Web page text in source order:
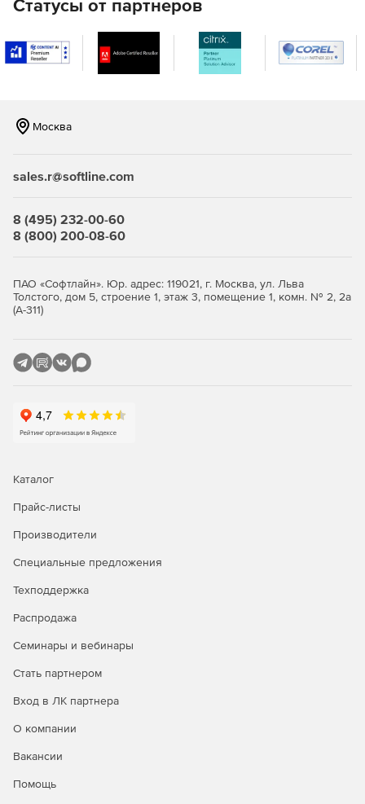
Версии
EV Toolbox Standard: коммерческая
Неограниченное число AR и VR проектов со
Пользователь сам устанавливает цену за проект.
уже включено.
Пополняемые библиотеки 3D моделей и готовых
Поддержка Windows OS, Android OS, OS X и iOS; Linux
по запросу.
EV Toolbox Standard Edu:
образовательная версия
ничем не отличается от коммерческой. Единственное
экспорте AR и VR проекта в любой из доступных
Система обучения: видео уроки, образовательные
выездные мастер-классы, учебно-методический
Обновления текущей версии в течение срока
действия лицензии.
VR проектов для обучения и использования.
Гибкая система скидок для оснащения компьютерных
классов.
Наличие бессрочной лицензии.
Статусы от партнеров
Москва
sales.r@softline.com
8 (495) 232-00-60
8 (800) 200-08-60
ПАО «Софтлайн». Юр. адрес: 119021, г. Москва, ул. Льва
Толстого, дом 5, строение 1, этаж 3, помещение 1, комн. № 2, 2а
(А-311)
Каталог
Прайс-листы
Производители
Специальные предложения
Техподдержка
Распродажа
Семинары и вебинары
Стать партнером
Вход в ЛК партнера
О компании
Вакансии
Помощь